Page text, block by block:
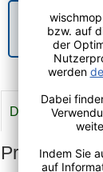
Ihre
Details Mehr